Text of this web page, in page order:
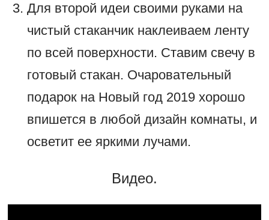
Для второй идеи своими руками на
чистый стаканчик наклеиваем ленту
по всей поверхности. Ставим свечу в
готовый стакан. Очаровательный
подарок на Новый год 2019 хорошо
впишется в любой дизайн комнаты, и
осветит ее яркими лучами.
Видео.